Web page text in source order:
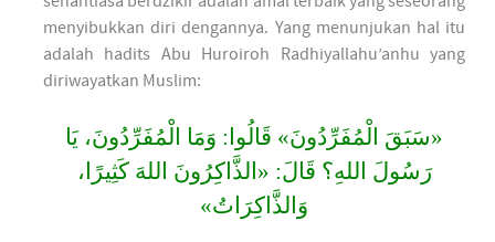
menyibukkan diri dengannya. Yang menunjukan hal itu
adalah hadits Abu Huroiroh Radhiyallahu’anhu yang
diriwayatkan Muslim:
«سَبَقَ الْمُفَرِّدُونَ» قَالُوا: وَمَا الْمُفَرِّدُونَ، يَا
رَسُولَ اللهِ؟ قَالَ: «الذَّاكِرُونَ اللهَ كَثِيرًا،
وَالذَّاكِرَاتُ»